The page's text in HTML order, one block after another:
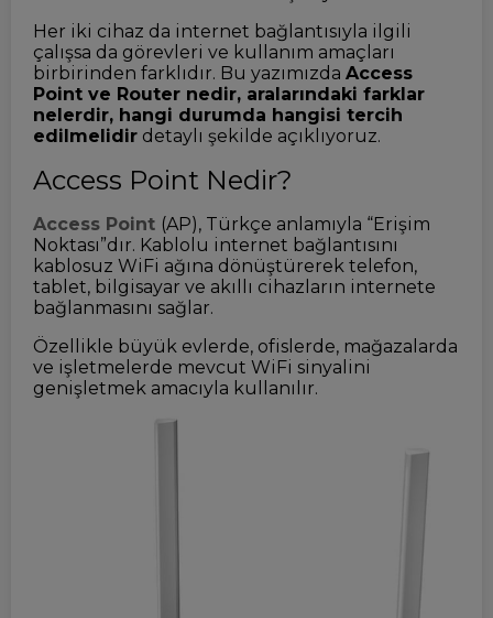
Her iki cihaz da internet bağlantısıyla ilgili
çalışsa da görevleri ve kullanım amaçları
birbirinden farklıdır. Bu yazımızda Access
Point ve Router nedir, aralarındaki farklar
nelerdir, hangi durumda hangisi tercih
edilmelidir detaylı şekilde açıklıyoruz.
Access Point Nedir?
Access Point (AP), Türkçe anlamıyla “Erişim
Noktası”dır. Kablolu internet bağlantısını
kablosuz WiFi ağına dönüştürerek telefon,
tablet, bilgisayar ve akıllı cihazların internete
bağlanmasını sağlar.
Özellikle büyük evlerde, ofislerde, mağazalarda
ve işletmelerde mevcut WiFi sinyalini
genişletmek amacıyla kullanılır.